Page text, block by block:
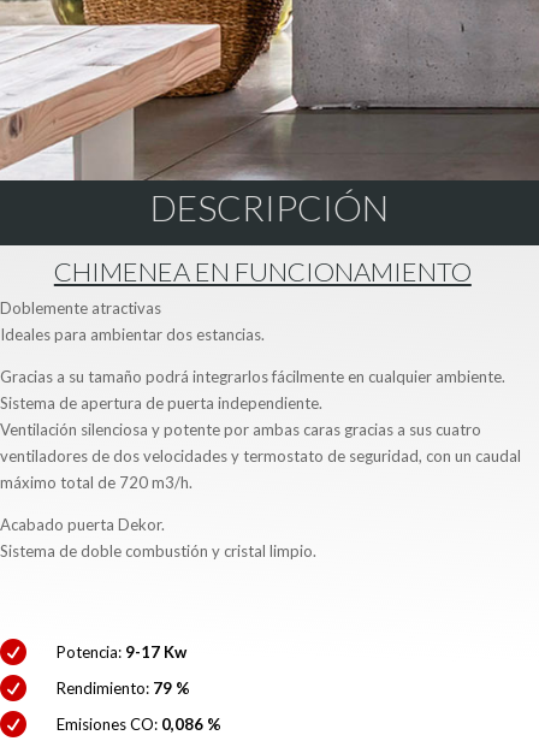
DESCRIPCIÓN
CHIMENEA EN FUNCIONAMIENTO
Doblemente atractivas
Ideales para ambientar dos estancias.
Gracias a su tamaño podrá integrarlos fácilmente en cualquier ambiente.
Sistema de apertura de puerta independiente.
Ventilación silenciosa y potente por ambas caras gracias a sus cuatro
ventiladores de dos velocidades y termostato de seguridad, con un caudal
máximo total de 720 m3/h.
Acabado puerta Dekor.
Sistema de doble combustión y cristal limpio.
 Potencia: 9-17 Kw
 Rendimiento: 79 %
 Emisiones CO: 0,086 %